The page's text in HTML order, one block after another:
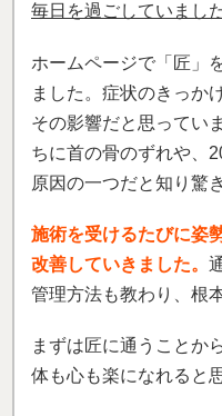
毎日を過ごしていました
ホームページで「匠」
ました。症状のきっか
その影響だと思ってい
ちに首の骨のずれや、
原因の一つだと知り驚
施術を受けるたびに姿
改善していきました。
管理方法も教わり、根
まずは匠に通うことか
体も心も楽になれると